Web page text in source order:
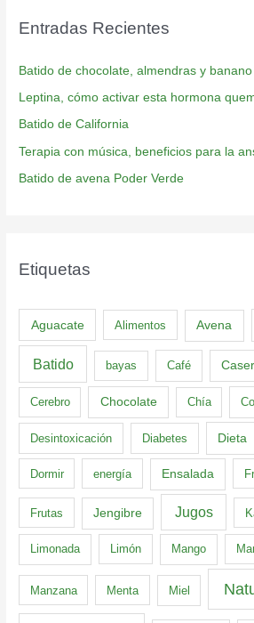
Entradas Recientes
Batido de chocolate, almendras y banano
Leptina, cómo activar esta hormona
Batido de California
Terapia con música, beneficios para la
Batido de avena Poder Verde
Etiquetas
Aguacate Alimentos Avena
Batido bayas Café
Cerebro Chocolate Chía
Desintoxicación Diabetes Dieta
Dormir energía Ensalada
Frutas Jengibre Jugos
Limonada Limón Mango
Manzana Menta Miel